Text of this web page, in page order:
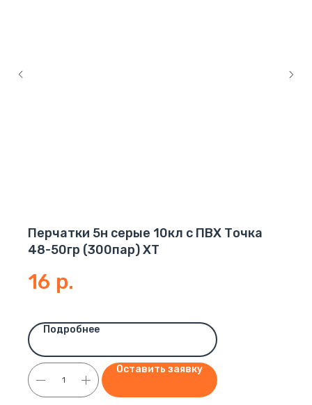
Перчатки 5н серые 10кл с ПВХ Точка
48-50гр (300пар) ХТ
16 р.
Подробнее
Оставить заявку